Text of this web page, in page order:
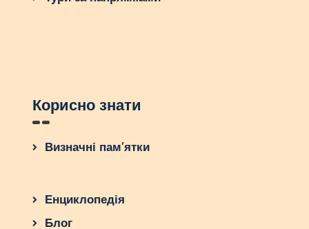
Корисно знати
Визначні пам’ятки
Енциклопедія
Блог